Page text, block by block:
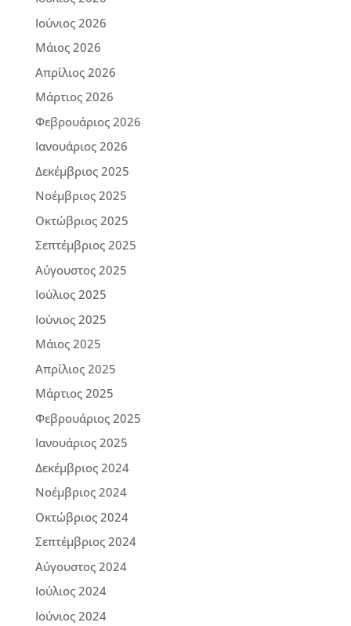
Ιούνιος 2026
Μάιος 2026
Απρίλιος 2026
Μάρτιος 2026
Φεβρουάριος 2026
Ιανουάριος 2026
Δεκέμβριος 2025
Νοέμβριος 2025
Οκτώβριος 2025
Σεπτέμβριος 2025
Αύγουστος 2025
Ιούλιος 2025
Ιούνιος 2025
Μάιος 2025
Απρίλιος 2025
Μάρτιος 2025
Φεβρουάριος 2025
Ιανουάριος 2025
Δεκέμβριος 2024
Νοέμβριος 2024
Οκτώβριος 2024
Σεπτέμβριος 2024
Αύγουστος 2024
Ιούλιος 2024
Ιούνιος 2024